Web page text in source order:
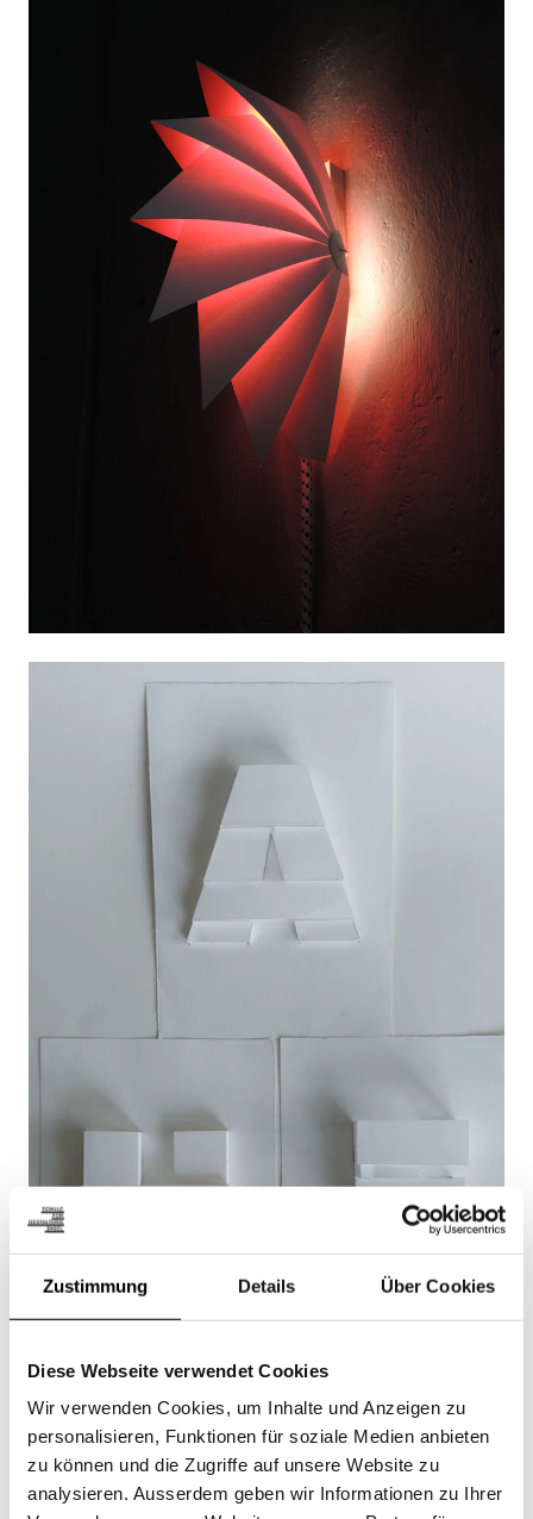
Zustimmung Details Über Cookies
Diese Webseite verwendet Cookies
Wir verwenden Cookies, um Inhalte und Anzeigen zu
personalisieren, Funktionen für soziale Medien anbieten
zu können und die Zugriffe auf unsere Website zu
analysieren. Ausserdem geben wir Informationen zu Ihrer